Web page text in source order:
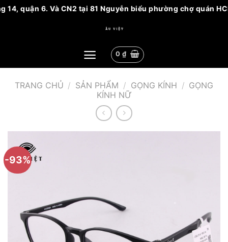
6. Và CN2 tại 81 Nguyễn biểu phường chợ quán
0 ₫
TRANG CHỦ / SẢN PHẨM / GỌNG KÍNH / GỌNG
KÍNH NỮ
-93%